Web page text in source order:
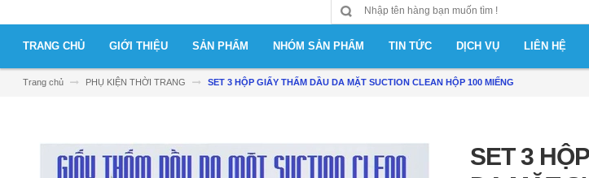
TRANG CHỦ GIỚI THIỆU SẢN PHẨM NHÓM SẢN PHẨM TIN TỨC DỊCH VỤ LIÊN HỆ
Trang chủ PHỤ KIỆN THỜI TRANG SET 3 HỘP GIẤY THẤM DẦU DA MẶT SUCTION CLEAN HỘP 100 MIẾNG
SET 3